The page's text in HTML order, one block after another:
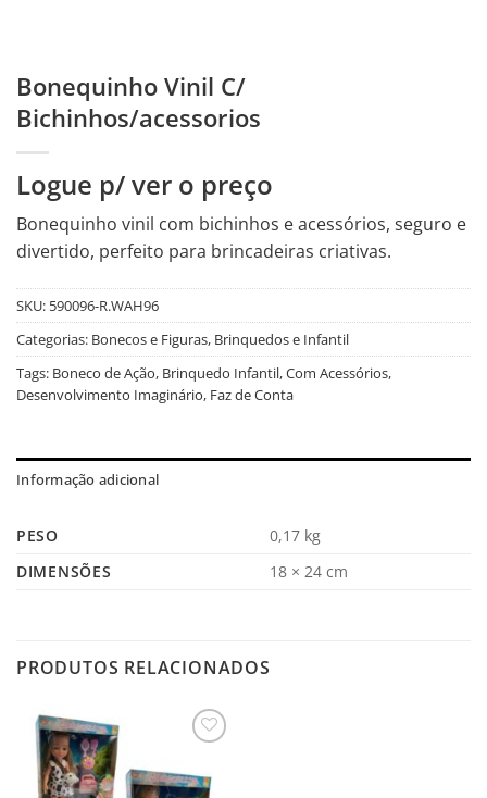
Bonequinho Vinil C/
Bichinhos/acessorios
Logue p/ ver o preço
Bonequinho vinil com bichinhos e acessórios, seguro e
divertido, perfeito para brincadeiras criativas.
SKU: 590096-R.WAH96
Categorias: Bonecos e Figuras, Brinquedos e Infantil
Tags: Boneco de Ação, Brinquedo Infantil,Com Acessórios,
Desenvolvimento Imaginário, Faz de Conta
Informação adicional
PESO
0,17 kg
DIMENSÕES
18 × 24 cm
PRODUTOS RELACIONADOS
na
Lista